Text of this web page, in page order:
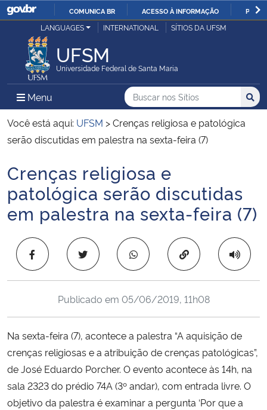
IR
COMUNICA BR ACESSO À INFORMAÇÃO
Ministério da Justiça e Segurança Pública
Ministério da Defesa
Ministério das Relações Exteriores
Ministério da Infraestrutura
Ministério da Agricultura, Pecuária e Abastecimento
Ministério da Educação
Ministério de Minas e Energia
Ministério da Ciência, Tecnologia, Inovações e Comunicações
Ministério do Meio Ambiente
LANGUAGES INTERNATIONAL SÍTIOS DA UFSM
UFSM
Universidade Federal de Santa Maria
Menu Menu Principal do Sítio
Busca
Buscar no nos Sítios
Busca:
Você está aqui: UFSM >Crenças religiosa e patológica
serão discutidas em palestra na sexta-feira (7)
Início do conteúdo
Crenças religiosa e
patológica serão discutidas
em palestra na sexta-feira (7)
Copiar para área
Publicado em 05/06/2019, 11h08
Na sexta-feira (7), acontece a palestra “A aquisição de
crenças religiosas e a atribuição de crenças patológicas”,
de José Eduardo Porcher. O evento acontece às 14h, na
sala 2323 do prédio 74A (3º andar), com entrada livre. O
objetivo da palestra é examinar a pergunta ‘Por que a